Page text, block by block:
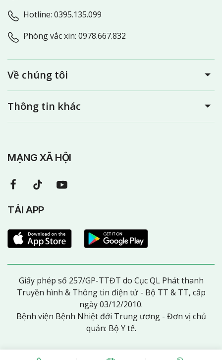
Hotline: 0395.135.099
Phòng vắc xin: 0978.667.832
Về chúng tôi
Thông tin khác
MẠNG XÃ HỘI
TẢI APP
Giấy phép số 257/GP-TTĐT do Cục QL Phát thanh
Truyền hình & Thông tin điện tử - Bộ TT & TT, cấp
ngày 03/12/2010.
Bệnh viện Bệnh Nhiệt đới Trung ương - Đơn vị chủ
quản: Bộ Y tế.